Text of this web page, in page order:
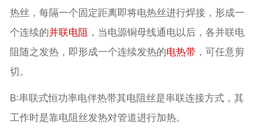
热丝，每隔一个固定距离即将电热丝进行焊接，形成一
个连续的并联电阻 ，当电源铜母线通电以后，各并联电
阻随之发热，即形成一个连续发热的电热带 ，可任意剪
切。
B:串联式恒功率电伴热带其电阻丝是串联连接方式，其
工作时是靠电阻丝发热对管道进行加热。